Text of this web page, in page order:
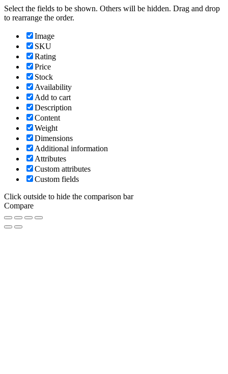
Select the fields to be shown. Others will be hidden. Drag and drop
to rearrange the order.
Image
SKU
Rating
Price
Stock
Availability
Add to cart
Description
Content
Weight
Dimensions
Additional information
Attributes
Custom attributes
Custom fields
Click outside to hide the comparison bar
Compare